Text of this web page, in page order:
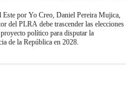
Este por Yo Creo, Daniel Pereira Mujica,
del PLRA debe trascender las elecciones
político para disputar la
de la República en 2028.